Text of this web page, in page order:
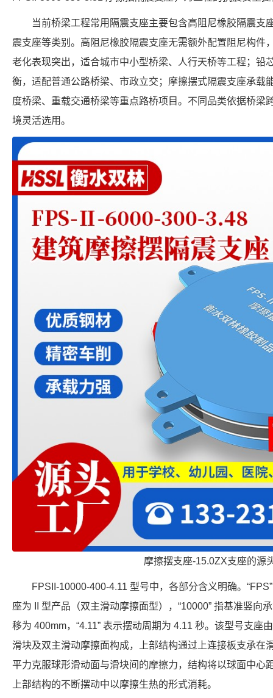
当前桥梁工程常用隔震支座主要包含高阻尼橡胶隔震支
震支座等类别。高阻尼橡胶隔震支座无需额外配置阻尼构件
老化表现突出，适合城市中小型桥梁、人行天桥等工程；铅
衡，适配普通公路桥梁、市政立交；摩擦摆式隔震支座承载
度桥梁、重载交通桥梁等重点路桥项目。不同品类依据桥梁
境灵活选用。
摩擦摆支座-15.0ZX支座的源
FPSII-10000-400-4.11 型号中，各部分含义明确。
座为 II 型产品（双主滑动摩擦面型），“10000” 指基准竖向
移为 400mm，“4.11” 表示摆动周期为 4.11 秒。该型号支座
滑块及双主滑动摩擦面构成，上部结构通过上连接板支承在
平力克服球形滑动面与滑块间的摩擦力，结构将以球面中心
上部结构的不断摆动中以摩擦生热的形式消耗。